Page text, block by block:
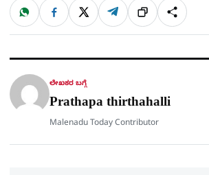
ಹಂಚಿಕೊಳ್ಳಿ
W
a
t
p
F
c
e
k
X T
l
e
m
ಲಿಂ
ಕ್
S
h
a
ಲೇಖಕರ ಬಗ್ಗೆ
Prathapa thirthahalli
Malenadu Today Contributor